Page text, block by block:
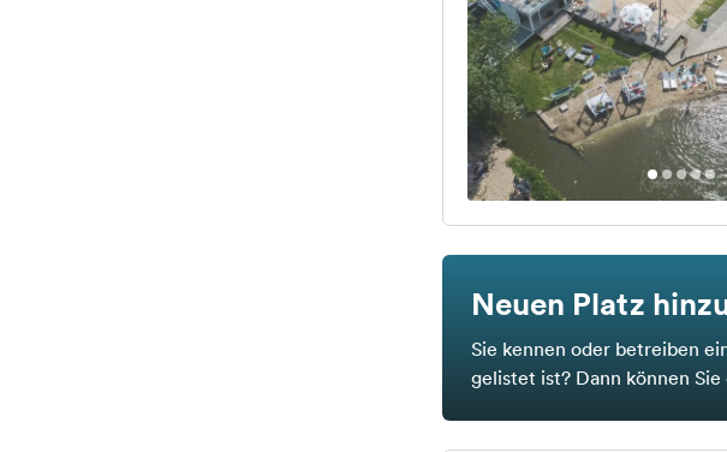
Neuen Platz
Sie kennen oder betreiben
gelistet ist? Dann können